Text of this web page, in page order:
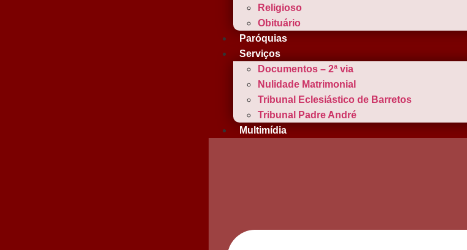
Religioso
Obituário
Paróquias
Serviços
Documentos – 2ª via
Nulidade Matrimonial
Tribunal Eclesiástico de Barretos
Tribunal Padre André
Multimídia